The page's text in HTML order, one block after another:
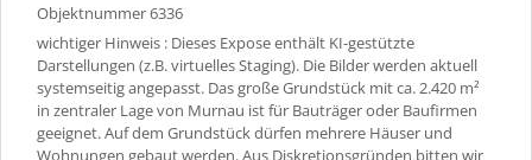
Objektnummer6336
wichtiger Hinweis : Dieses Expose enthält KI-gestützte
Darstellungen (z.B. virtuelles Staging). Die Bilder werden aktuell
systemseitig angepasst. Das große Grundstück mit ca. 2.420 m²
in zentraler Lage von Murnau ist für Bauträger oder Baufirmen
geeignet. Auf dem Grundstück dürfen mehrere Häuser und
Wohnungen gebaut werden. Aus Diskretionsgründen bitten wir